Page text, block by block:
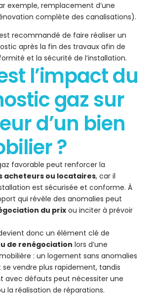
exemple, remplacement d’une
complète des canalisations).
recommandé de faire réaliser un
après la fin des travaux afin de
et la sécurité de l’installation.
l’impact du
gaz sur
d’un bien
?
favorable peut renforcer la
acheteurs ou locataires, car il
est sécurisée et conforme. À
qui révèle des anomalies peut
du prix ou inciter à prévoir
donc un élément clé de
de renégociation lors d’une
: un logement sans anomalies
vendre plus rapidement, tandis
avec défauts peut nécessiter une
la réalisation de réparations.